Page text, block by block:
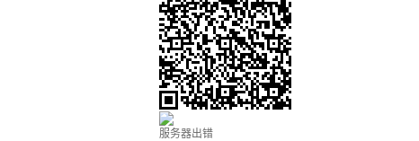
服务器出错